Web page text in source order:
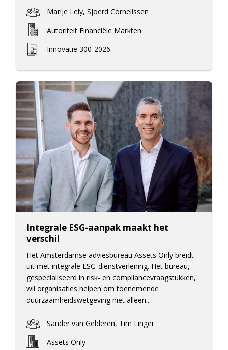
Marije Lely, Sjoerd Cornelissen
Autoriteit Financiële Markten
Innovatie 300-2026
Integrale ESG-aanpak maakt het
verschil
Het Amsterdamse adviesbureau Assets Only breidt
uit met integrale ESG-dienstverlening. Het bureau,
gespecialiseerd in risk- en compliancevraagstukken,
wil organisaties helpen om toenemende
duurzaamheidswetgeving niet alleen...
Sander van Gelderen, Tim Linger
Assets Only